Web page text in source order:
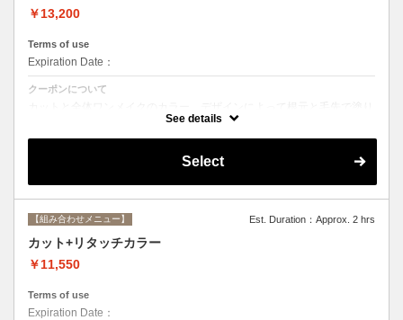
￥13,200
Terms of use
Expiration Date：
クーポンについて
分けて綺麗に染め上げます。シャンプー、ブロー込み
See details
Select
【組み合わせメニュー】 Est. Duration：Approx. 2 hrs
カット+リタッチカラー
￥11,550
Terms of use
Expiration Date：